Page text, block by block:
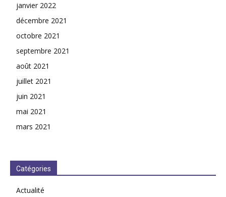
janvier 2022
décembre 2021
octobre 2021
septembre 2021
août 2021
juillet 2021
juin 2021
mai 2021
mars 2021
Catégories
Actualité